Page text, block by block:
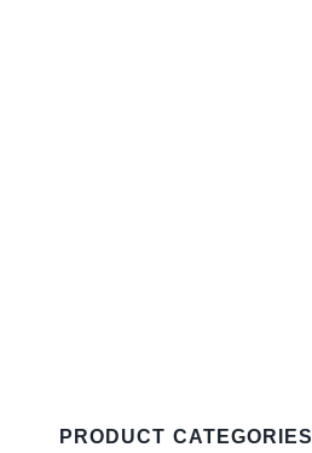
PRODUCT CATEGORIES